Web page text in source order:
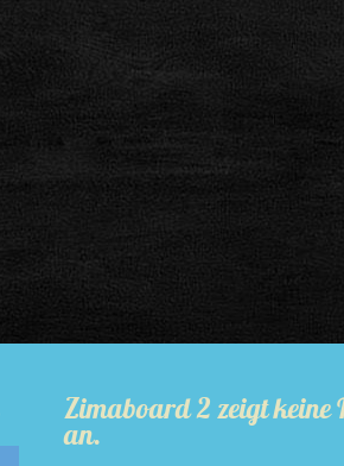
Zimaboard 2 zeigt keine
an.